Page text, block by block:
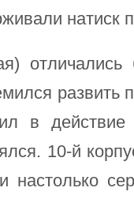
натиск
отличались
развить
в
10-й
настолько